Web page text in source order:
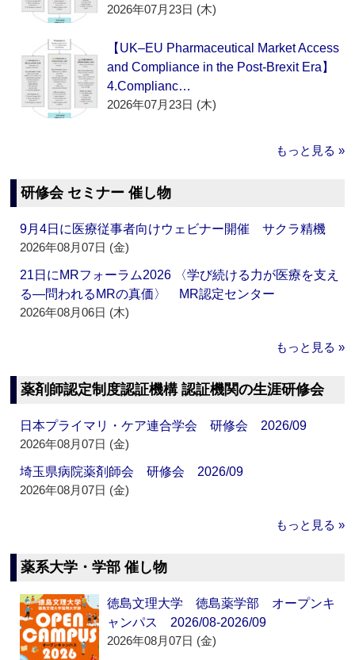
2026年07月23日 (木)
【UK–EU Pharmaceutical Market Access
and Compliance in the Post-Brexit Era】
4.Complianc…
2026年07月23日 (木)
もっと見る »
研修会 セミナー 催し物
9月4日に医療従事者向けウェビナー開催 サクラ精機
2026年08月07日 (金)
21日にMRフォーラム2026 〈学び続ける力が医療を支え
る―問われるMRの真価〉 MR認定センター
2026年08月06日 (木)
もっと見る »
薬剤師認定制度認証機構 認証機関の生涯研修会
日本プライマリ・ケア連合学会 研修会 2026/09
2026年08月07日 (金)
埼玉県病院薬剤師会 研修会 2026/09
2026年08月07日 (金)
もっと見る »
薬系大学・学部 催し物
徳島文理大学 徳島薬学部 オープンキ
ャンパス 2026/08-2026/09
2026年08月07日 (金)